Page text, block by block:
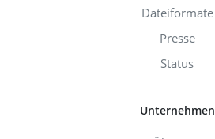
Dateiformate
Presse
Status
Unternehmen